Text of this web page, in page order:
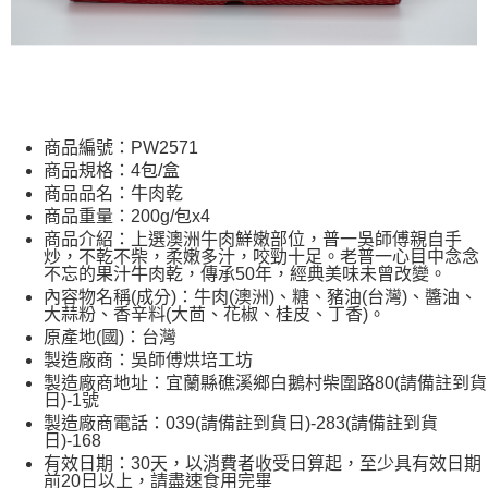
商品編號：PW2571
商品規格：4包/盒
商品品名：牛肉乾
商品重量：200g/包x4
商品介紹：上選澳洲牛肉鮮嫩部位，普一吳師傅親自手
炒，不乾不柴，柔嫩多汁，咬勁十足。老普一心目中念念
不忘的果汁牛肉乾，傳承50年，經典美味未曾改變。
內容物名稱(成分)：牛肉(澳洲)、糖、豬油(台灣)、醬油、
大蒜粉、香辛料(大茴、花椒、桂皮、丁香)。
原產地(國)：台灣
製造廠商：吳師傅烘培工坊
製造廠商地址：宜蘭縣礁溪鄉白鵝村柴圍路80(請備註到貨
日)-1號
製造廠商電話：039(請備註到貨日)-283(請備註到貨
日)-168
有效日期：30天，以消費者收受日算起，至少具有效日期
前20日以上，請盡速食用完畢